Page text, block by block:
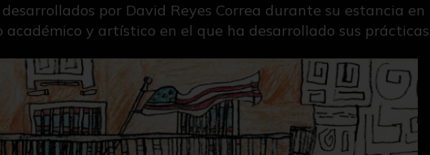
por David Reyes Correa durante su estancia
y artístico en el que ha desarrollado sus prácticas.